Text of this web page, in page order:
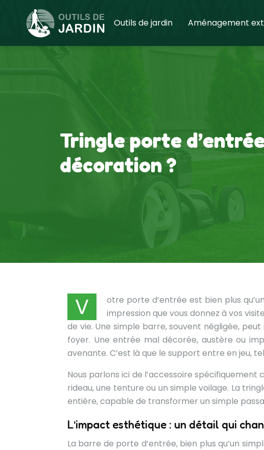
Outils de jardin Aménagement
Tringle porte
décoration ?
V
otre porte d’entrée est bien plus
impression que vous donnez à vos
de vie. Une simple barre, souvent négligée,
foyer. Une entrée mal décorée, austère ou
avenante. C’est là que le support entre en jeu,
Nous parlons ici de l’accessoire
rideau, une tenture ou un simple voilage. La
entière, capable de transformer un simple
L’impact esthétique : un détail qui
La barre de porte d’entrée, bien plus qu’un